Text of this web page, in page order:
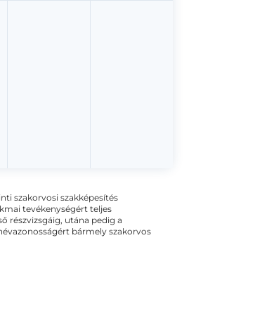
szakorvosi szakképesítés
tevékenységért teljes
részvizsgáig, utána pedig a
bármely szakorvos